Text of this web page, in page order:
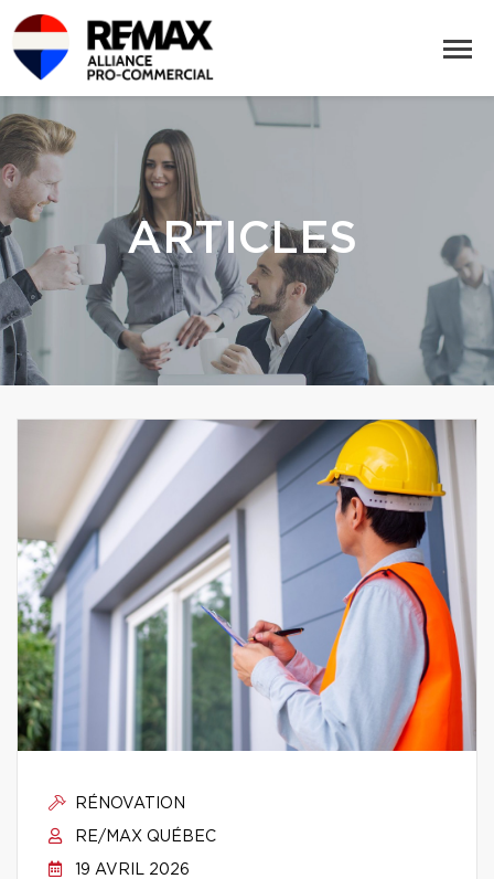
ARTICLES
RÉNOVATION
RE/MAX QUÉBEC
19 AVRIL 2026